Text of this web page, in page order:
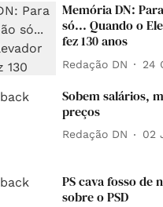
Memória DN:
só... Quando o
fez 130 anos
Redação DN 24
Sobem salários,
preços
Redação DN 02
PS cava fosso de
sobre o PSD